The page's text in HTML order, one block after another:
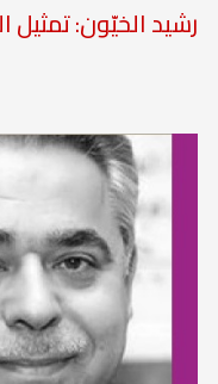
رشيد الخيّون: تمثيل